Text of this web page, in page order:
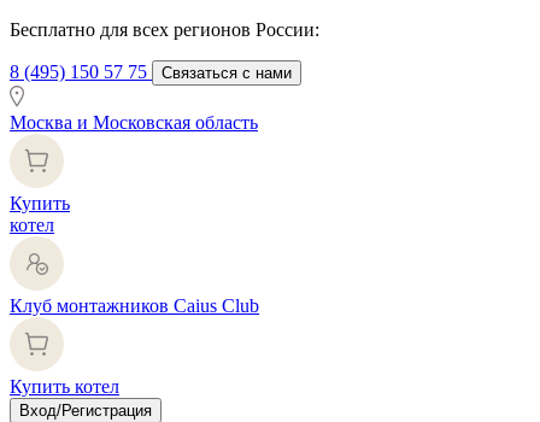
Бесплатно для всех регионов России:
8 (495) 150 57 75 Связаться с нами
Москва и Московская область
Купить
котел
Клуб монтажников Caius Club
Купить котел
Вход/Регистрация